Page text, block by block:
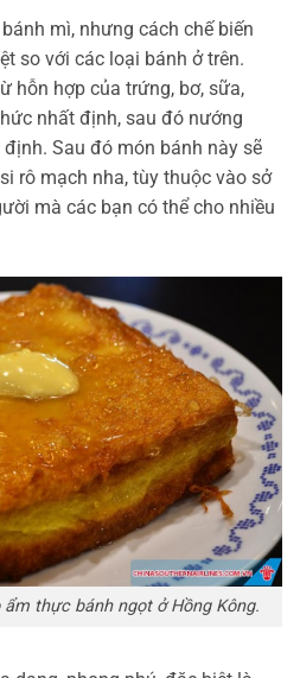
mì, nhưng cách chế biến
so với các loại bánh ở trên.
hỗn hợp của trứng, bơ, sữa,
nhất định, sau đó nướng
Sau đó món bánh này sẽ
rô mạch nha, tùy thuộc vào sở
mà các bạn có thể cho nhiều
thực bánh ngọt ở Hồng Kông.